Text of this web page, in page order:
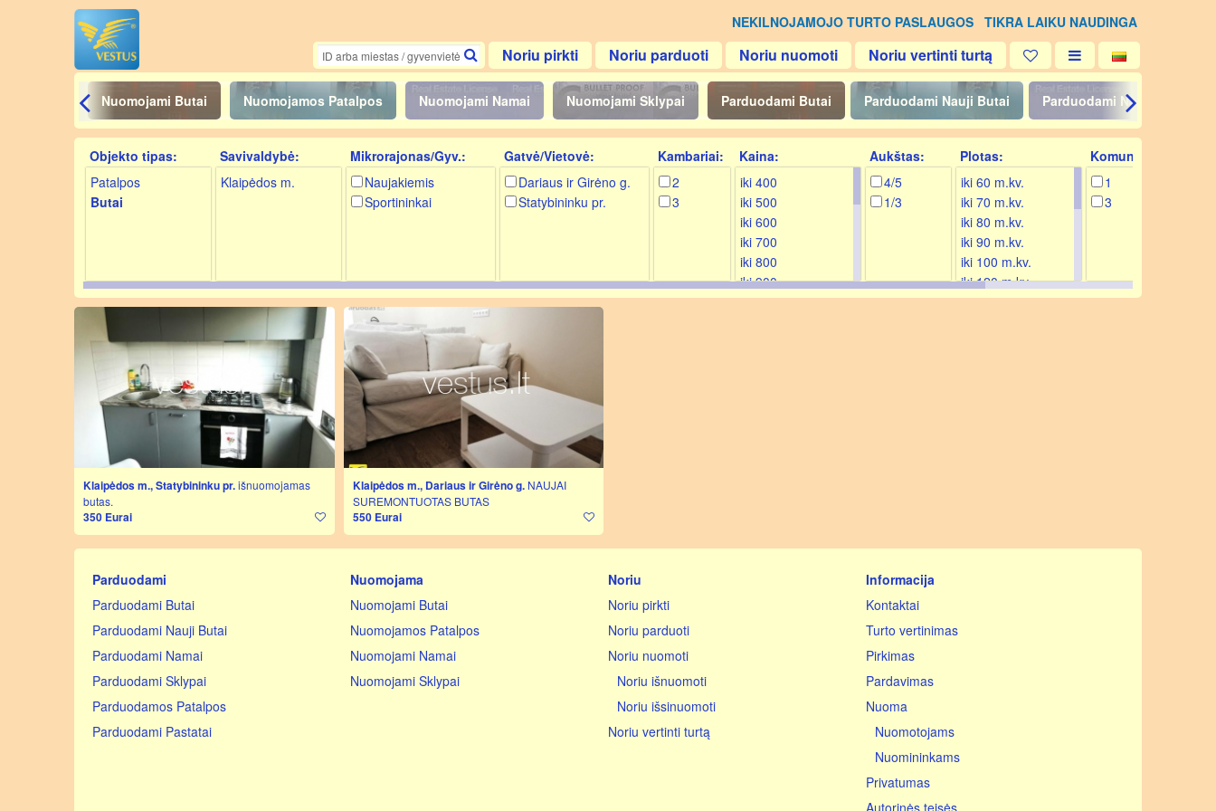
NEKILNOJAMOJO TURTO PASLAUGOS TIKRA LAIKU NAUDINGA
Noriu pirkti Noriu parduoti Noriu nuomoti Noriu vertinti turtą
Nuomojami Butai Nuomojamos Patalpos Nuomojami Namai Nuomojami Sklypai Parduodami Butai Parduodami Nauji Butai Parduodami Namai
Objekto tipas:
Patalpos
Butai
Savivaldybė:
Klaipėdos m.
Mikrorajonas/Gyv.:
Naujakiemis
Sportininkai
Gatvė/Vietovė:
Dariaus ir Girėno g.
Statybininku pr.
Kambariai:
2
3
Kaina:
iki 400
iki 500
iki 600
iki 700
iki 800
iki 900
iki 1000
Aukštas:
4/5
1/3
Plotas:
iki 60 m.kv.
iki 70 m.kv.
iki 80 m.kv.
iki 90 m.kv.
iki 100 m.kv.
iki 120 m.kv.
iki 140 m.kv.
Komunikacijos:
1
3
Klaipėdos m., Statybininku pr.išnuomojamas
butas.
350 Eurai
Klaipėdos m., Dariaus ir Girėno g. NAUJAI
SUREMONTUOTAS BUTAS
550 Eurai
Parduodami
Parduodami Butai
Parduodami Nauji Butai
Parduodami Namai
Parduodami Sklypai
Parduodamos Patalpos
Parduodami Pastatai
Nuomojama
Nuomojami Butai
Nuomojamos Patalpos
Nuomojami Namai
Nuomojami Sklypai
Noriu
Noriu pirkti
Noriu parduoti
Noriu nuomoti
Noriu išnuomoti
Noriu išsinuomoti
Noriu vertinti turtą
Informacija
Kontaktai
Turto vertinimas
Pirkimas
Pardavimas
Nuoma
Nuomotojams
Nuomininkams
Privatumas
Autorinės teisės